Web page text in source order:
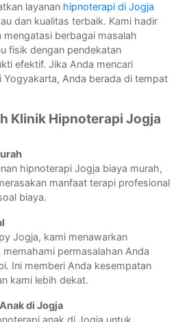
layanan hipnoterapi di Jogja
dan kualitas terbaik. Kami hadir
berbagai masalah
fisik dengan pendekatan
efektif. Jika Anda mencari
Yogyakarta, Anda berada di tempat
Klinik Hipnoterapi Jogja
hipnoterapi Jogja biaya murah,
manfaat terapi profesional
biaya.
Jogja, kami menawarkan
permasalahan Anda
Ini memberi Anda kesempatan
kami lebih dekat.
di Jogja